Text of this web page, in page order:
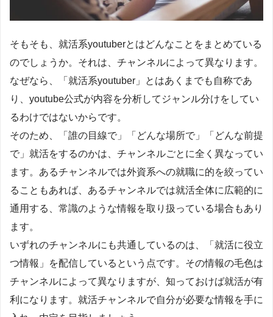
そもそも、就活系youtuberとはどんなことをまとめている
のでしょうか。それは、チャンネルによって異なります。
なぜなら、「就活系youtuber」とはあくまでも自称であ
り、youtube公式が内容を分析してジャンル分けをしてい
るわけではないからです。
そのため、「誰の目線で」「どんな場所で」「どんな前提
で」就活をするのかは、チャンネルごとに全く異なってい
ます。あるチャンネルでは外資系への就職に的を絞ってい
ることもあれば、あるチャンネルでは就活全体に広範的に
通用する、常識のような情報を取り扱っている場合もあり
ます。
いずれのチャンネルにも共通しているのは、「就活に役立
つ情報」を配信しているという点です。その情報の毛色は
チャンネルによって異なりますが、知っておけば就活が有
利になります。就活チャンネルで自分が必要な情報を手に